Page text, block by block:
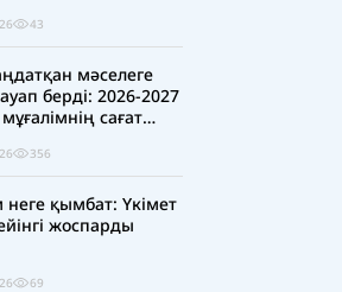
43
мәселеге
берді: 2026-2027
сағат
356
қымбат: Үкімет
жоспарды
69